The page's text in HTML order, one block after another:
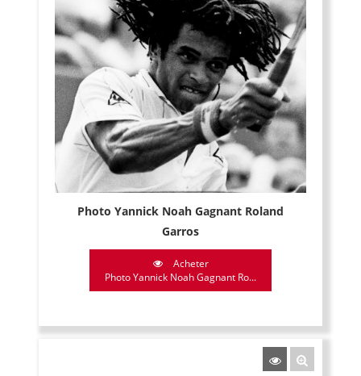
Photo Yannick Noah Gagnant Roland
Garros
Acheter
Photo Yannick Noah Gagnant Ro...